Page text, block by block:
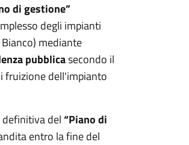
di gestione”
degli impianti
mediante
pubblicasecondo il
fruizione dell'impianto
definitiva del“Piano di
entro la fine del